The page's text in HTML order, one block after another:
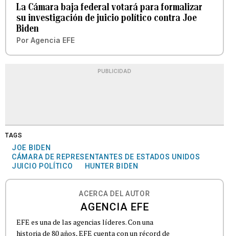
La Cámara baja federal votará para formalizar
su investigación de juicio político contra Joe
Biden
Por Agencia EFE
PUBLICIDAD
TAGS
JOE BIDEN
CÁMARA DE REPRESENTANTES DE ESTADOS UNIDOS
JUICIO POLÍTICO
HUNTER BIDEN
ACERCA DEL AUTOR
AGENCIA EFE
EFE es una de las agencias líderes. Con una
historia de 80 años, EFE cuenta con un récord de